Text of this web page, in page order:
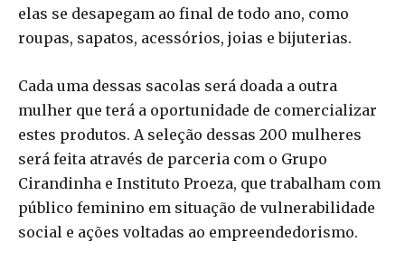
elas se desapegam ao final de todo ano, como
roupas, sapatos, acessórios, joias e bijuterias.
Cada uma dessas sacolas será doada a outra
mulher que terá a oportunidade de comercializar
estes produtos. A seleção dessas 200 mulheres
será feita através de parceria com o Grupo
Cirandinha e Instituto Proeza, que trabalham com
público feminino em situação de vulnerabilidade
social e ações voltadas ao empreendedorismo.